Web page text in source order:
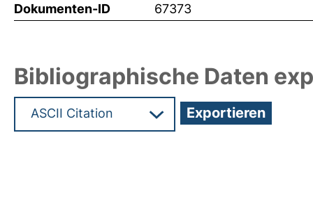
Dokumenten-ID 67373
Bibliographische Daten